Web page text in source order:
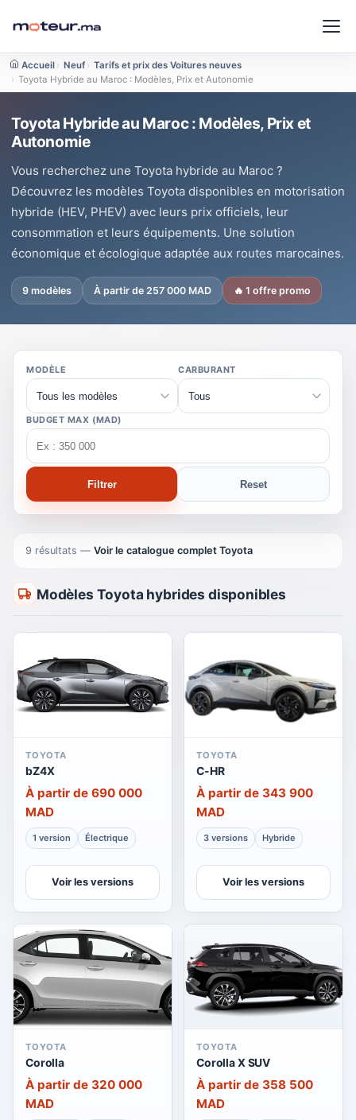
Accueil › Neuf › Tarifs et prix des Voitures neuves
› Toyota Hybride au Maroc : Modèles, Prix et Autonomie
Toyota Hybride au Maroc : Modèles, Prix et
Autonomie
Vous recherchez une Toyota hybride au Maroc ?
Découvrez les modèles Toyota disponibles en motorisation
hybride (HEV, PHEV) avec leurs prix officiels, leur
consommation et leurs équipements. Une solution
économique et écologique adaptée aux routes marocaines.
9 modèles À partir de 257 000 MAD 🔥 1 offre promo
MODÈLE CARBURANT
BUDGET MAX (MAD)
Filtrer Reset
9 résultats — Voir le catalogue complet Toyota
Modèles Toyota hybrides disponibles
TOYOTA
bZ4X
À partir de 690 000
MAD
1 version Électrique
Voir les versions
TOYOTA
C-HR
À partir de 343 900
MAD
3 versions Hybride
Voir les versions
TOYOTA
Corolla
À partir de 320 000
MAD
TOYOTA
Corolla X SUV
À partir de 358 500
MAD